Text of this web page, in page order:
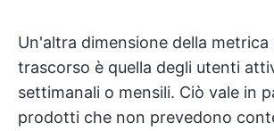
Un'altra dimensione della metrica
trascorso è quella degli utenti
settimanali o mensili. Ciò vale in
prodotti che non prevedono